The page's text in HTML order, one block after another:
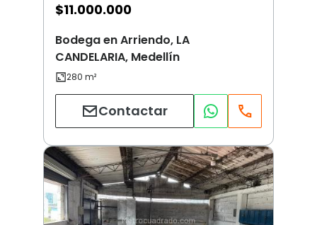
$11.000.000
Bodega en Arriendo, LA
CANDELARIA, Medellín
Contactar